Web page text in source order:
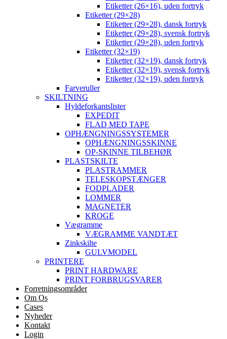
Etiketter (26×16), uden fortryk
Etiketter (29×28)
Etiketter (29×28), dansk fortryk
Etiketter (29×28), svensk fortryk
Etiketter (29×28), uden fortryk
Etiketter (32×19)
Etiketter (32×19), dansk fortryk
Etiketter (32×19), svensk fortryk
Etiketter (32×19), uden fortryk
Farveruller
SKILTNING
Hyldeforkantslister
EXPEDIT
FLAD MED TAPE
OPHÆNGNINGSSYSTEMER
OPHÆNGNINGSSKINNE
OP-SKINNE TILBEHØR
PLASTSKILTE
PLASTRAMMER
TELESKOPSTÆNGER
FODPLADER
LOMMER
MAGNETER
KROGE
Vægramme
VÆGRAMME VANDTÆT
Zinkskilte
GULVMODEL
PRINTERE
PRINT HARDWARE
PRINT FORBRUGSVARER
Forretningsområder
Om Os
Cases
Nyheder
Kontakt
Login